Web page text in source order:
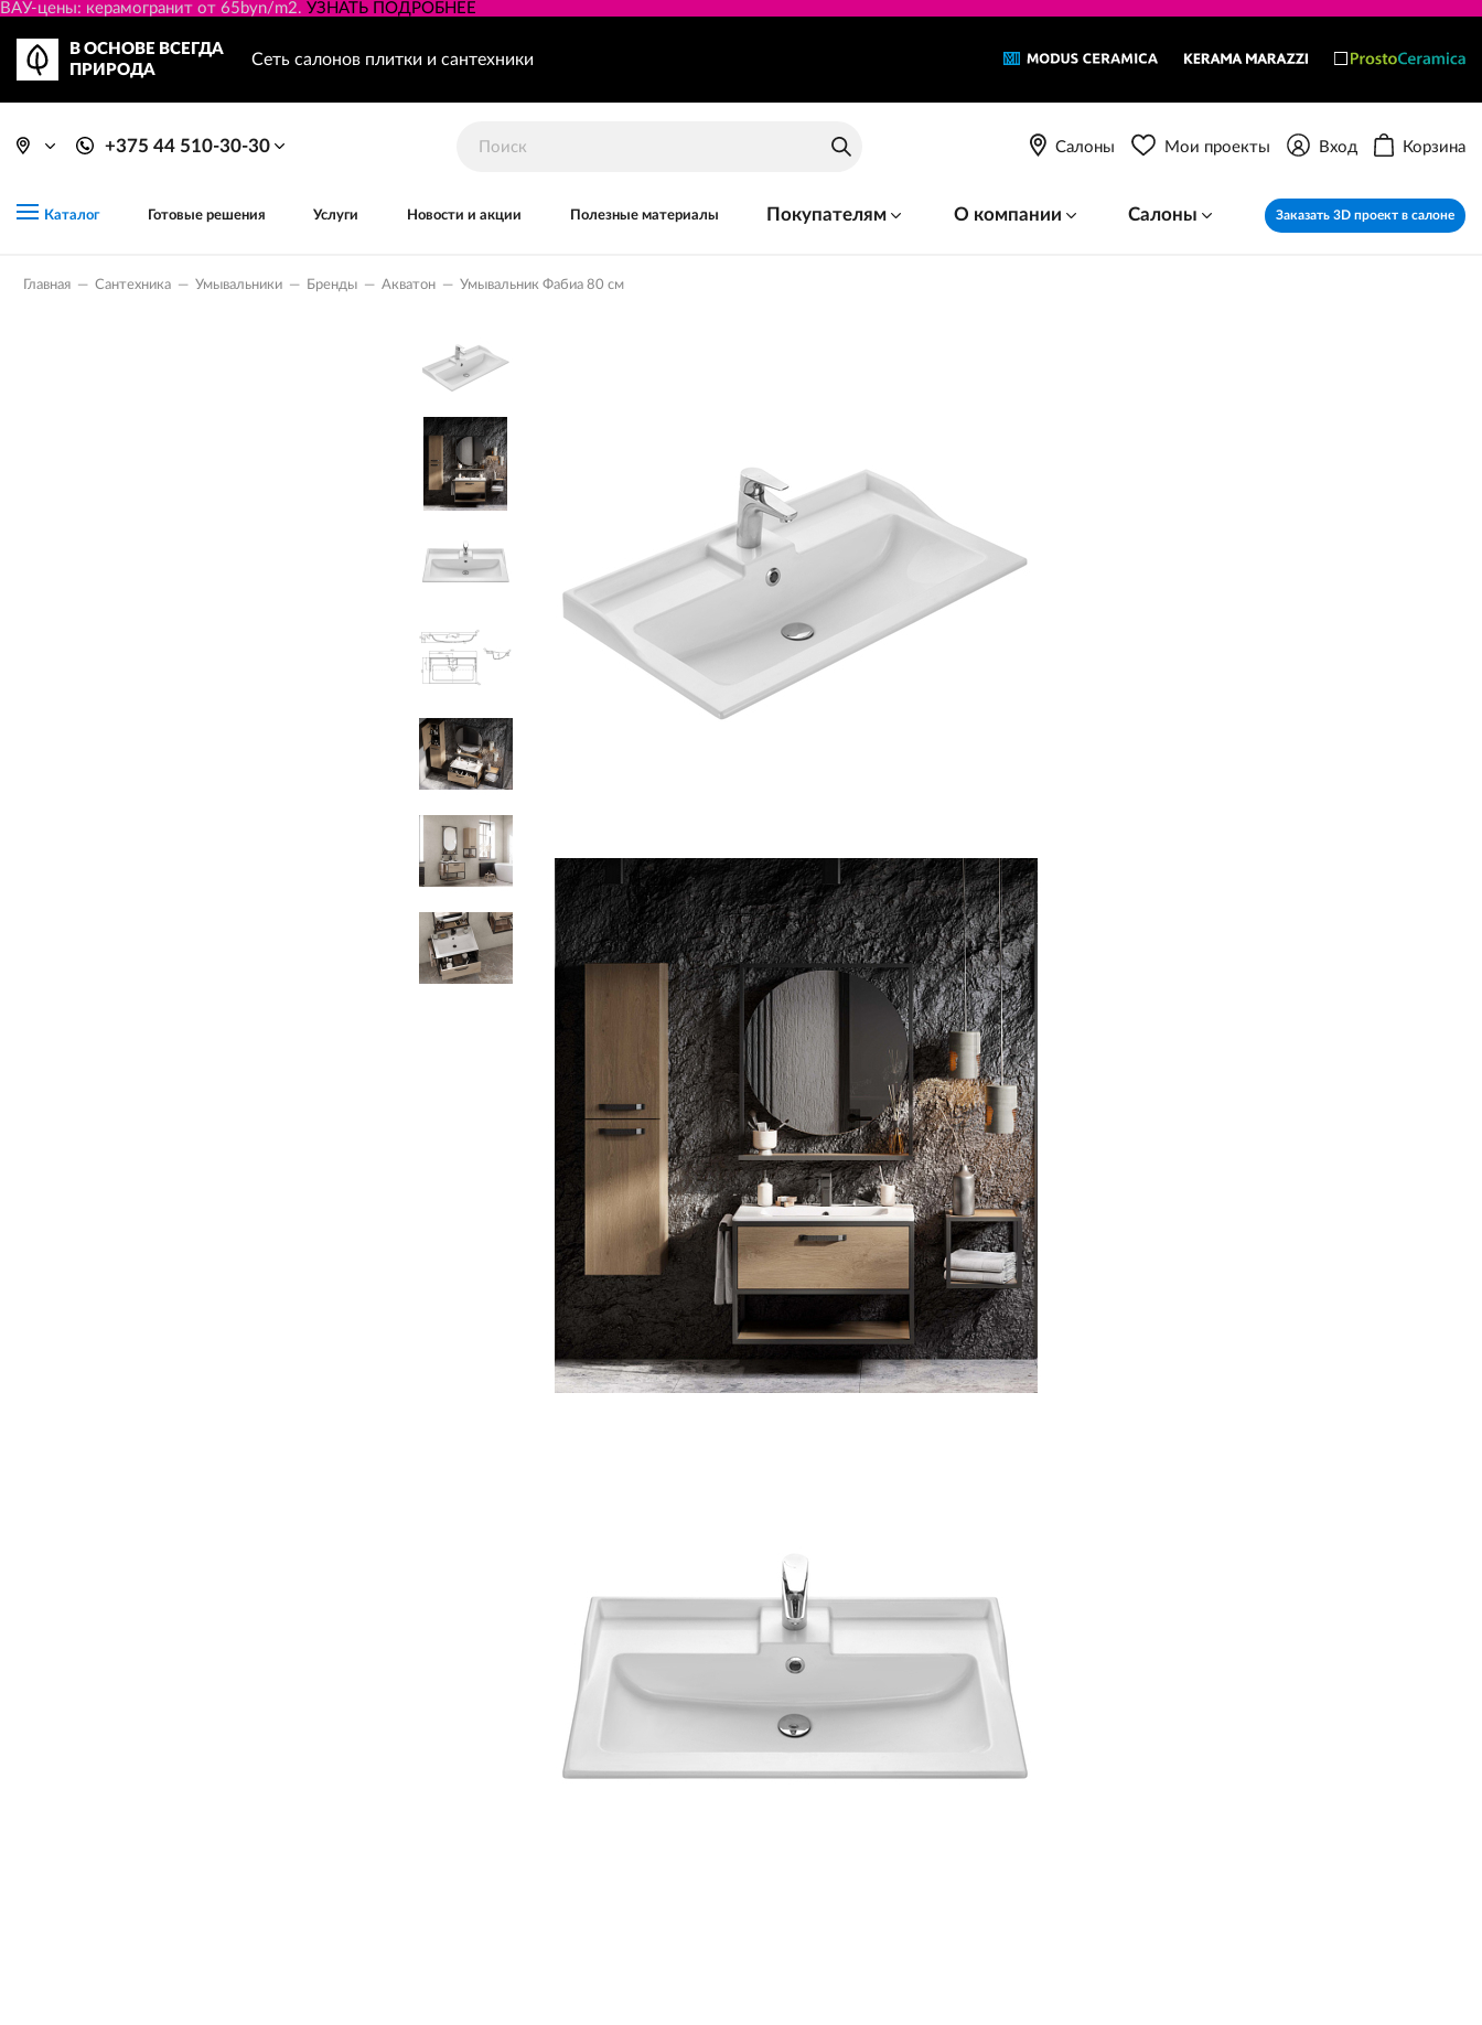
ВАУ-цены: керамогранит от 65byn/m2. УЗНАТЬ ПОДРОБНЕЕ
В ОСНОВЕ ВСЕГДА
ПРИРОДА
Сеть салонов плитки и сантехники
+375 44 510-30-30 Салоны Мои проекты Вход Корзина
Каталог Готовые решения Услуги Новости и акции Полезные материалы Покупателям О компании Салоны Заказать 3D проект в салоне
Главная — Сантехника — Умывальники — Бренды — Акватон — Умывальник Фабиа 80 см